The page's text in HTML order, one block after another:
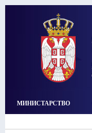
МИНИСТАРСТВО